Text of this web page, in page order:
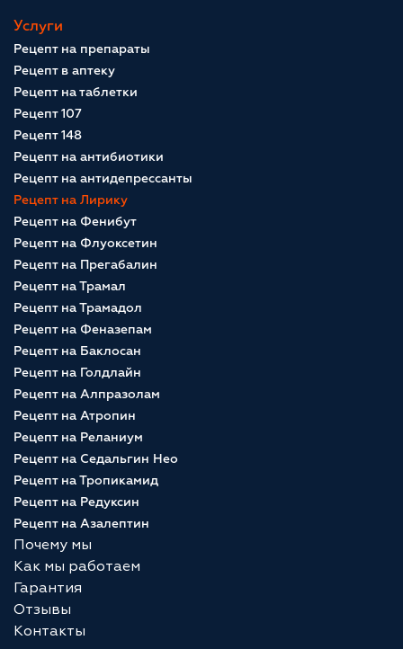
Услуги
Рецепт на препараты
Рецепт в аптеку
Рецепт на таблетки
Рецепт 107
Рецепт 148
Рецепт на антибиотики
Рецепт на антидепрессанты
Рецепт на Лирику
Рецепт на Фенибут
Рецепт на Флуоксетин
Рецепт на Прегабалин
Рецепт на Трамал
Рецепт на Трамадол
Рецепт на Феназепам
Рецепт на Баклосан
Рецепт на Голдлайн
Рецепт на Алпразолам
Рецепт на Атропин
Рецепт на Реланиум
Рецепт на Седальгин Нео
Рецепт на Тропикамид
Рецепт на Редуксин
Рецепт на Азалептин
Почему мы
Как мы работаем
Гарантия
Отзывы
Контакты